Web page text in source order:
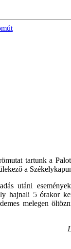
tartunk a
a
utáni
hajnali 5 órakor
melegen